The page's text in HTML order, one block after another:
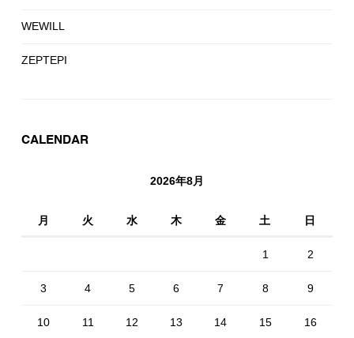
WEWILL
ZEPTEPI
CALENDAR
2026年8月
月 火 水 木 金 土 日
1 2
3 4 5 6 7 8 9
10 11 12 13 14 15 16